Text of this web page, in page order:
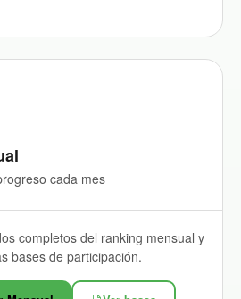
cada mes
completos del ranking mensual y
bases de participación.